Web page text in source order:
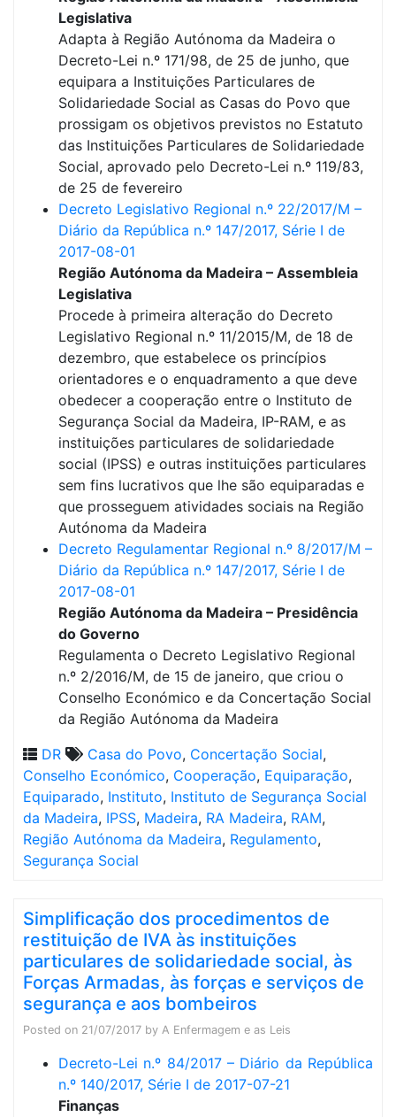
Legislativa
Adapta à Região Autónoma da Madeira o
Decreto-Lei n.º 171/98, de 25 de junho, que
equipara a Instituições Particulares de
Solidariedade Social as Casas do Povo que
prossigam os objetivos previstos no Estatuto
das Instituições Particulares de Solidariedade
Social, aprovado pelo Decreto-Lei n.º 119/83,
de 25 de fevereiro
Decreto Legislativo Regional n.º 22/2017/M –
Diário da República n.º 147/2017, Série I de
2017-08-01
Região Autónoma da Madeira – Assembleia
Legislativa
Procede à primeira alteração do Decreto
Legislativo Regional n.º 11/2015/M, de 18 de
dezembro, que estabelece os princípios
orientadores e o enquadramento a que deve
obedecer a cooperação entre o Instituto de
Segurança Social da Madeira, IP-RAM, e as
instituições particulares de solidariedade
social (IPSS) e outras instituições particulares
sem fins lucrativos que lhe são equiparadas e
que prosseguem atividades sociais na Região
Autónoma da Madeira
Decreto Regulamentar Regional n.º 8/2017/M –
Diário da República n.º 147/2017, Série I de
2017-08-01
Região Autónoma da Madeira – Presidência
do Governo
Regulamenta o Decreto Legislativo Regional
n.º 2/2016/M, de 15 de janeiro, que criou o
Conselho Económico e da Concertação Social
da Região Autónoma da Madeira
DR
Casa do Povo, Concertação Social,
Conselho Económico, Cooperação, Equiparação,
Equiparado, Instituto, Instituto de Segurança Social
da Madeira, IPSS, Madeira, RA Madeira, RAM,
Região Autónoma da Madeira, Regulamento,
Segurança Social
Simplificação dos procedimentos de
restituição de IVA às instituições
particulares de solidariedade social, às
Forças Armadas, às forças e serviços de
segurança e aos bombeiros
Posted on 21/07/2017 by A Enfermagem e as Leis
Decreto-Lei n.º 84/2017 – Diário da República
n.º 140/2017, Série I de 2017-07-21
Finanças